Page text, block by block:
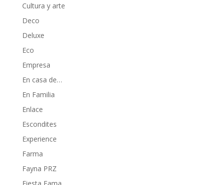
Cultura y arte
Deco
Deluxe
Eco
Empresa
En casa de…
En Familia
Enlace
Escondites
Experience
Farma
Fayna PRZ